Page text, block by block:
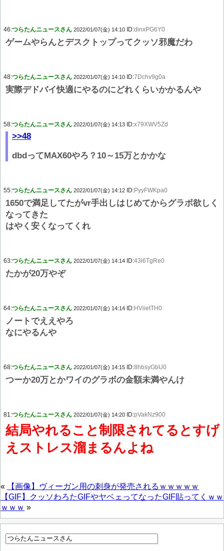
46:つらたんニュースさん 2022/01/07(金) 14:10 ID:dinxPG6Y0
ゲームやらんとデスクトップってクッソ邪魔だわ
48:つらたんニュースさん 2022/01/07(金) 14:10 ID:7Dchv9g0a
実際デドバイ快適にやるのにどれくらいかかるんや
58:つらたんニュースさん 2022/01/07(金) 14:13 ID:x79XWV5Zd
>>48
dbdってMAX60やろ？10～15万とかかな
55:つらたんニュースさん 2022/01/07(金) 14:12 ID:PyyFWKpa0
1650で満足してたがvr手出しはじめてからグラボ欲しく
なってきた
はやく安くなってくれ
63:つらたんニュースさん 2022/01/07(金) 14:14 ID:43i6TgRe0
たかが20万やぞ
64:つらたんニュースさん 2022/01/07(金) 14:14 ID:HViietTH0
ノートでええやろ
なにやるんや
68:つらたんニュースさん 2022/01/07(金) 14:15 ID:8hbsyGbU0
つーか20万とかワイのグラボの金額未満やんけ
81:つらたんニュースさん 2022/01/07(金) 14:20 ID:pVakNz900
結局やれること制限されてるとすげ
えストレス溜まるんよね
«
【画像】ヴィーガン用の刺身が発売されるｗｗｗｗｗ
【GIF】クッソわろたGIFやヤベェってなったGIF貼ってくｗｗ
ｗｗｗ »